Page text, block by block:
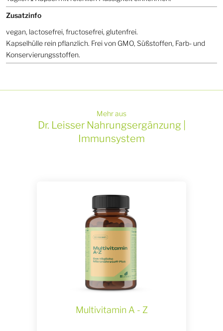
Zusatzinfo
vegan, lactosefrei, fructosefrei, glutenfrei.
Kapselhülle rein pflanzlich. Frei von GMO, Süßstoffen, Farb- und
Konservierungsstoffen.
Mehr aus
Dr. Leisser Nahrungsergänzung |
Immunsystem
Multivitamin A - Z